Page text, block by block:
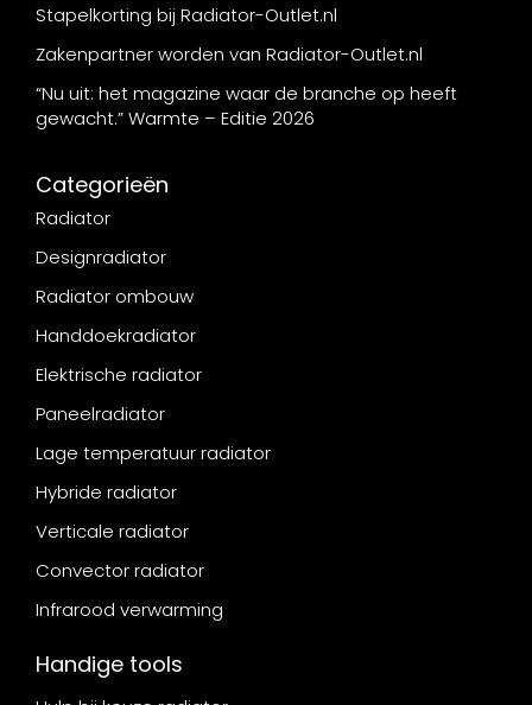
Stapelkorting bij Radiator-Outlet.nl
Zakenpartner worden van Radiator-Outlet.nl
“Nu uit: het magazine waar de branche op heeft
gewacht.” Warmte – Editie 2026
Categorieën
Radiator
Designradiator
Radiator ombouw
Handdoekradiator
Elektrische radiator
Paneelradiator
Lage temperatuur radiator
Hybride radiator
Verticale radiator
Convector radiator
Infrarood verwarming
Handige tools